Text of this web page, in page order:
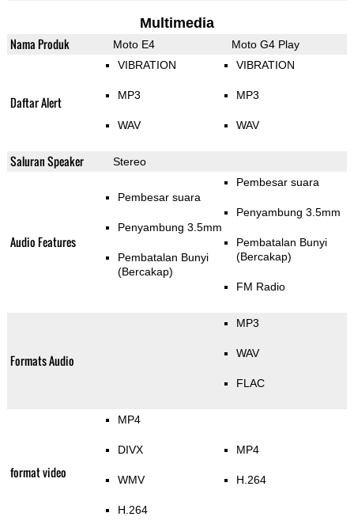
Multimedia
Nama Produk Moto E4 Moto G4 Play
Daftar Alert
VIBRATION
MP3
WAV
VIBRATION
MP3
WAV
Saluran Speaker Stereo
Audio Features
Pembesar suara
Penyambung 3.5mm
Pembatalan Bunyi
(Bercakap)
Pembesar suara
Penyambung 3.5mm
Pembatalan Bunyi
(Bercakap)
FM Radio
Formats Audio
MP3
WAV
FLAC
format video
MP4
DIVX
WMV
H.264
MP4
H.264